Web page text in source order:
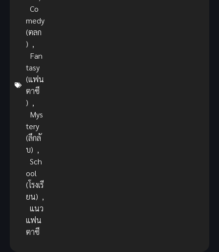
Co
medy
(ตลก
) ,
Fan
tasy
(แฟน
ตาซี
) ,
Mys
tery
(ลึกลั
บ) ,
Sch
ool
(โรงเรี
ยน) ,
แนว
แฟน
ตาซี